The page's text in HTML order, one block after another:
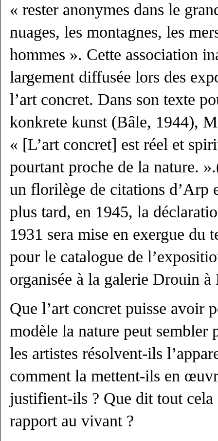
« rester anonymes dans le
nuages, les montagnes, les
hommes ». Cette association
largement diffusée lors des
l’art concret. Dans son texte
konkrete kunst (Bâle, 1944),
« [L’art concret] est réel et
pourtant proche de la nature.
un florilège de citations d’Arp
plus tard, en 1945, la
1931 sera mise en exergue du
pour le catalogue de
organisée à la galerie Drouin à
Que l’art concret puisse avoir
modèle la nature peut sembler
les artistes résolvent-ils
comment la mettent-ils en
justifient-ils ? Que dit tout cela
rapport au vivant ?